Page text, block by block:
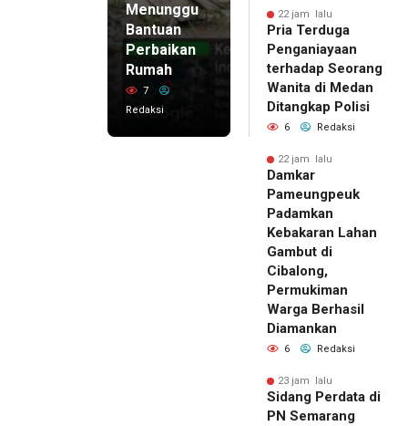
Menunggu
Bantuan
Perbaikan
Rumah
7
Redaksi
22 jam lalu
Pria Terduga
Penganiayaan
terhadap Seorang
Wanita di Medan
Ditangkap Polisi
6 Redaksi
22 jam lalu
Damkar
Pameungpeuk
Padamkan
Kebakaran Lahan
Gambut di
Cibalong,
Permukiman
Warga Berhasil
Diamankan
6 Redaksi
23 jam lalu
Sidang Perdata di
PN Semarang